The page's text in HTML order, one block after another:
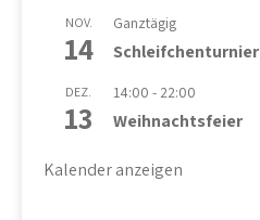
NOV.
14
Ganztägig
Schleifchenturnier
DEZ.
13
14:00 - 22:00
Weihnachtsfeier
Kalender anzeigen